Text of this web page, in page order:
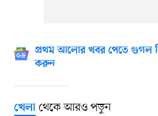
প্রথম আলোর খবর পেতে গুগল
করুন
খেলাথেকে আরও পড়ুন